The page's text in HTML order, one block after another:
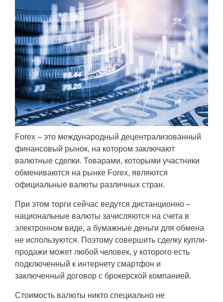
Forex – это международный децентрализованный
финансовый рынок, на котором заключают
валютные сделки. Товарами, которыми участники
обмениваются на рынке Forex, являются
официальные валюты различных стран.
При этом торги сейчас ведутся дистанционно –
национальные валюты зачисляются на счета в
электронном виде, а бумажные деньги для обмена
не используются. Поэтому совершить сделку купли-
продажи может любой человек, у которого есть
подключенный к интернету смартфон и
заключенный договор с брокерской компанией.
Стоимость валюты никто специально не